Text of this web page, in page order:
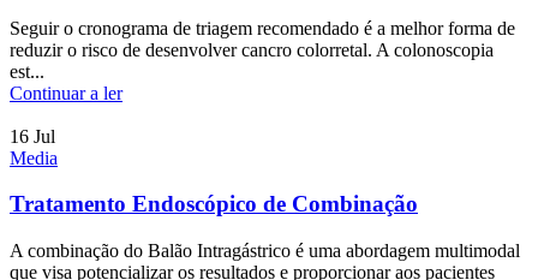
Seguir o cronograma de triagem recomendado é a melhor forma de
reduzir o risco de desenvolver cancro colorretal. A colonoscopia
est...
Continuar a ler
16 Jul
Media
Tratamento Endoscópico de Combinação
A combinação do Balão Intragástrico é uma abordagem multimodal
que visa potencializar os resultados e proporcionar aos pacientes